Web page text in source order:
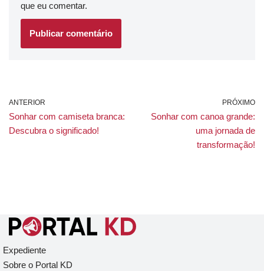
que eu comentar.
ANTERIOR
Sonhar com camiseta branca:
Descubra o significado!
PRÓXIMO
Sonhar com canoa grande:
uma jornada de
transformação!
Expediente
Sobre o Portal KD